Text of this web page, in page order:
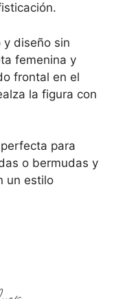
diseño sin
femenina y
frontal en el
la figura con
para
o bermudas y
un estilo